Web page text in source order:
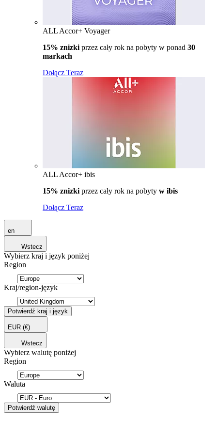
ALL Accor+ Voyager
15% znizki przez cały rok na pobyty w ponad 30
markach
Dołącz Teraz
ALL Accor+ ibis
15% znizki przez cały rok na pobyty w ibis
Dołącz Teraz
en
Wstecz
Wybierz kraj i język poniżej
Region
Kraj/region-język
Potwierdź kraj i język
EUR (€)
Wstecz
Wybierz walutę poniżej
Region
Waluta
Potwierdź walutę